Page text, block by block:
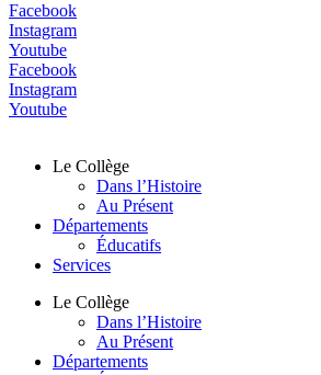
Facebook
Instagram
Youtube
Facebook
Instagram
Youtube
Le Collège
Dans l’Histoire
Au Présent
Départements
Éducatifs
Services
Le Collège
Dans l’Histoire
Au Présent
Départements